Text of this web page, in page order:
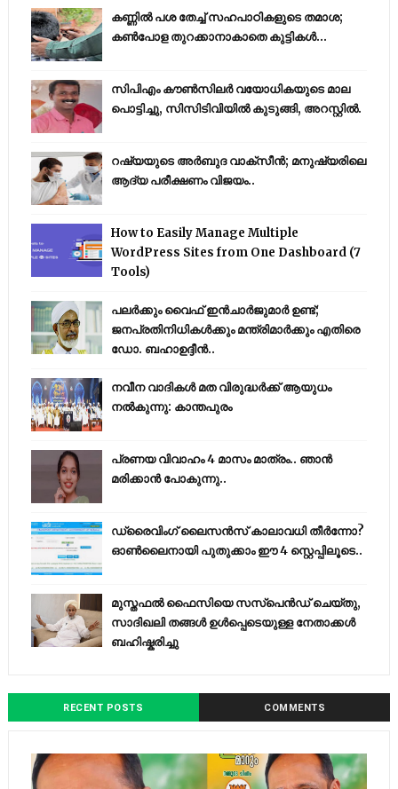
കണ്ണിൽ പശ തേച്ച് സഹപാഠികളുടെ തമാശ;
കൺപോള തുറക്കാനാകാതെ കുട്ടികൾ...
സിപിഎം കൗണ്‍സിലര്‍ വയോധികയുടെ മാല
പൊട്ടിച്ചു, സിസിടിവിയില്‍ കുടുങ്ങി, അറസ്റ്റില്‍.
റഷ്യയുടെ അര്‍ബുദ വാക്‌സീന്‍; മനുഷ്യരിലെ
ആദ്യ പരീക്ഷണം വിജയം..
How to Easily Manage Multiple
WordPress Sites from One Dashboard (7
Tools)
പലർക്കും വൈഫ് ഇൻചാർജുമാർ ഉണ്ട്;
ജനപ്രതിനിധികൾക്കും മന്ത്രിമാർക്കും എതിരെ
ഡോ. ബഹാഉദ്ദീൻ..
നവീന വാദികൾ മത വിരുദ്ധർക്ക് ആയുധം
നൽകുന്നു: കാന്തപുരം
പ്രണയ വിവാഹം 4 മാസം മാത്രം.. ഞാൻ
മരിക്കാൻ പോകുന്നു..
ഡ്രൈവിംഗ് ലൈസൻസ് കാലാവധി തീർന്നോ?
ഓൺലൈനായി പുതുക്കാം ഈ 4 സ്റ്റെപ്പിലൂടെ..
മുസ്തഫൽ ഫൈസിയെ സസ്‌പെൻഡ് ചെയ്തു,
സാദിഖലി തങ്ങൾ ഉൾപ്പെടെയുള്ള നേതാക്കൾ
ബഹിഷ്കരിച്ചു
RECENT POSTS COMMENTS